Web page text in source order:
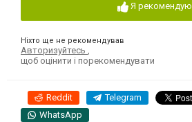
Я рекомендую
Ніхто ще не рекомендував
Авторизуйтесь
щоб оцінити і порекомендувати
Reddit Telegram
WhatsApp